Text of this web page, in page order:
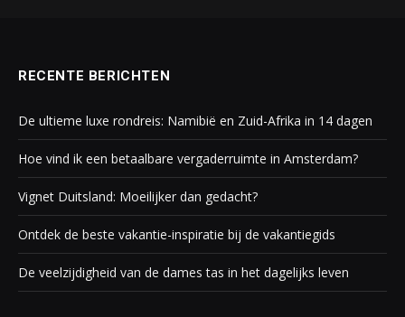
RECENTE BERICHTEN
De ultieme luxe rondreis: Namibië en Zuid-Afrika in 14 dagen
Hoe vind ik een betaalbare vergaderruimte in Amsterdam?
Vignet Duitsland: Moeilijker dan gedacht?
Ontdek de beste vakantie-inspiratie bij de vakantiegids
De veelzijdigheid van de dames tas in het dagelijks leven